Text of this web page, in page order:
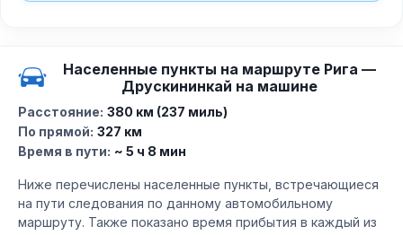
Населенные пункты на маршруте Рига —
Друскининкай на машине
Расстояние: 380 км (237 миль)
По прямой: 327 км
Время в пути: ~ 5 ч 8 мин
Ниже перечислены населенные пункты, встречающиеся
на пути следования по данному автомобильному
маршруту. Также показано время прибытия в каждый из